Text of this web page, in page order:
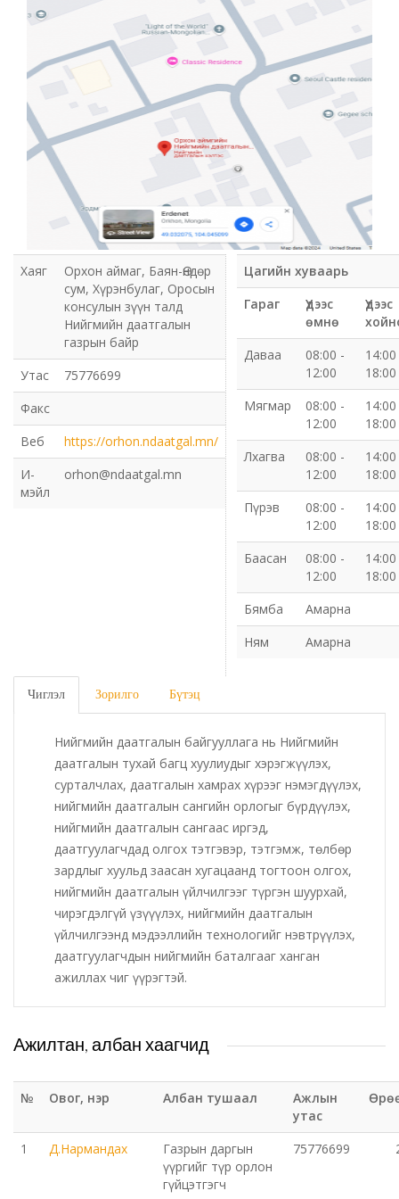
газар
Мэдээлэл шуурхай удирдлагын төв
Нийтийн номын сан
Эрдэнэт Булганы цахилгаан түгээх сүлжээ ТӨХК
Эрдэнэт ус, дулаан түгээх сүлжээ ОНӨХК
Бүсийн оношлогоо эмчилгээний төв
Хот тохижуулах газар
Орхон аймаг Шуудан үйлчилгээний газар
Биеийн тамир, спортын газар
Газрын харилцаа барилга хот байгуулалтын газар
Нийгмийн даатгалын газар
Орон нутгийн Өмчийн газар
Орхон аймаг дахь Гаалийн газар
Орхон аймгийн Байгаль орчны газар
Санхүүгийн хяналт, дотоод аудитын газар
Стандарт, хэмжил зүйн хэлтэс
Статистикийн хэлтэс
Улсын бүртгэлийн хэлтэс
Ус цаг уур, орчны шинжилгээний төв
Хүүхэд, гэр бүлийн хөгжил, хамгааллын газар
Шүүхийн шийдвэр гүйцэтгэх газар-437 дугаар
Хаяг
Орхон аймаг, Баян-Өндөр
сум, Хүрэнбулаг, Оросын
консулын зүүн талд
Нийгмийн даатгалын
газрын байр
Утас
75776699
Факс
Веб
https://orhon.ndaatgal.mn/
И-
мэйл
orhon@ndaatgal.mn
Цагийн хуваарь
Гараг
Үдээс
өмнө
Үдээс
Даваа
08:00 -
12:00
18:00
Мягмар
08:00 -
12:00
18:00
Лхагва
08:00 -
12:00
18:00
Пүрэв
08:00 -
12:00
18:00
Баасан
08:00 -
12:00
18:00
Бямба
Амарна
Ням
Амарна
Чиглэл Зорилго Бүтэц
Нийгмийн даатгалын байгууллага нь Нийгмийн
даатгалын тухай багц хуулиудыг хэрэгжүүлэх,
сурталчлах, даатгалын хамрах хүрээг нэмэгдүүлэх,
нийгмийн даатгалын сангийн орлогыг бүрдүүлэх,
нийгмийн даатгалын сангаас иргэд,
даатгуулагчдад олгох тэтгэвэр, тэтгэмж, төлбөр
зардлыг хуульд заасан хугацаанд тогтоон олгох,
нийгмийн даатгалын үйлчилгээг түргэн шуурхай,
чирэгдэлгүй үзүүүлэх, нийгмийн даатгалын
үйлчилгээнд мэдээллийн технологийг нэвтрүүлэх,
даатгуулагчдын нийгмийн баталгааг ханган
ажиллах чиг үүрэгтэй.
Ажилтан, албан хаагчид
№ Овог, нэр Албан тушаал
Ажлын
утас
1 Д.Нармандах
Газрын даргын
үүргийг түр орлон
гүйцэтгэгч
75776699